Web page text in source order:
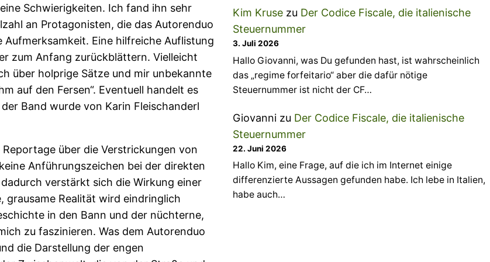
Schwierigkeiten. Ich fand ihn sehr
an Protagonisten, die das Autorenduo
Eine hilfreiche Auflistung
zum Anfang zurückblättern. Vielleicht
über holprige Sätze und mir unbekannte
auf den Fersen“. Eventuell handelt es
Band wurde von Karin Fleischanderl
über die Verstrickungen von
Anführungszeichen bei der direkten
verstärkt sich die Wirkung einer
Realität wird eindringlich
in den Bann und der nüchterne,
zu faszinieren. Was dem Autorenduo
die Darstellung der engen
Kim Kruse zu Der Codice Fiscale, die italienische
Steuernummer
3. Juli 2026
Hallo Giovanni, was Du gefunden hast, ist wahrscheinlich
das „regime forfeitario“ aber die dafür nötige
Steuernummer ist nicht der CF…
Giovanni zu Der Codice Fiscale, die italienische
Steuernummer
22. Juni 2026
Hallo Kim, eine Frage, auf die ich im Internet einige
differenzierte Aussagen gefunden habe. Ich lebe in Italien,
habe auch…